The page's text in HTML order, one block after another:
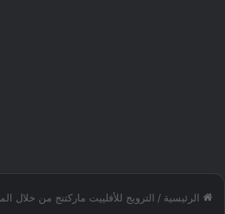
الرئيسية / الترويج للأفلييت ماركتنج من خلال